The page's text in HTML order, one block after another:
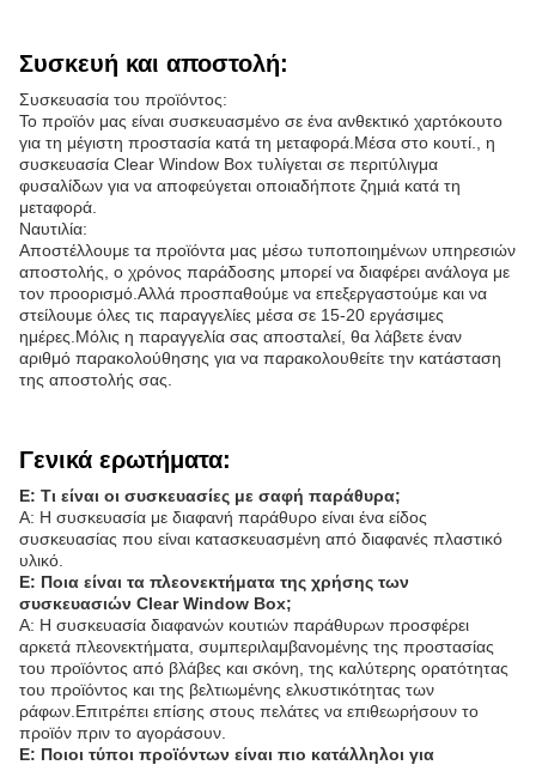
Συσκευή και αποστολή:
Συσκευασία του προϊόντος:
Το προϊόν μας είναι συσκευασμένο σε ένα ανθεκτικό χαρτόκουτο
για τη μέγιστη προστασία κατά τη μεταφορά.Μέσα στο κουτί., η
συσκευασία Clear Window Box τυλίγεται σε περιτύλιγμα
φυσαλίδων για να αποφεύγεται οποιαδήποτε ζημιά κατά τη
μεταφορά.
Ναυτιλία:
Αποστέλλουμε τα προϊόντα μας μέσω τυποποιημένων υπηρεσιών
αποστολής, ο χρόνος παράδοσης μπορεί να διαφέρει ανάλογα με
τον προορισμό.Αλλά προσπαθούμε να επεξεργαστούμε και να
στείλουμε όλες τις παραγγελίες μέσα σε 15-20 εργάσιμες
ημέρες.Μόλις η παραγγελία σας αποσταλεί, θα λάβετε έναν
αριθμό παρακολούθησης για να παρακολουθείτε την κατάσταση
της αποστολής σας.
Γενικά ερωτήματα:
Ε: Τι είναι οι συσκευασίες με σαφή παράθυρα;
Α: Η συσκευασία με διαφανή παράθυρο είναι ένα είδος
συσκευασίας που είναι κατασκευασμένη από διαφανές πλαστικό
υλικό.
Ε: Ποια είναι τα πλεονεκτήματα της χρήσης των
συσκευασιών Clear Window Box;
Α: Η συσκευασία διαφανών κουτιών παράθυρων προσφέρει
αρκετά πλεονεκτήματα, συμπεριλαμβανομένης της προστασίας
του προϊόντος από βλάβες και σκόνη, της καλύτερης ορατότητας
του προϊόντος και της βελτιωμένης ελκυστικότητας των
ράφων.Επιτρέπει επίσης στους πελάτες να επιθεωρήσουν το
προϊόν πριν το αγοράσουν.
Ε: Ποιοι τύποι προϊόντων είναι πιο κατάλληλοι για